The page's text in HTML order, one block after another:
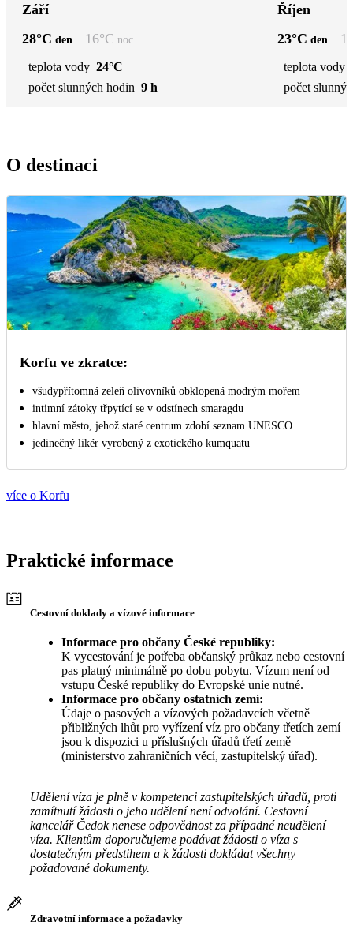
Září
28°C den 16°C noc
teplota vody 24°C
počet slunných hodin 9 h
Říjen
23°C den
teplota vody
počet
O destinaci
Korfu ve zkratce:
všudypřítomná zeleň olivovníků obklopená modrým mořem
intimní zátoky třpytící se v odstínech smaragdu
hlavní město, jehož staré centrum zdobí seznam UNESCO
jedinečný likér vyrobený z exotického kumquatu
více o Korfu
Praktické informace
Cestovní doklady a vízové informace
Informace pro občany České republiky:
K vycestování je potřeba občanský průkaz nebo cestovní
pas platný minimálně po dobu pobytu. Vízum není od
vstupu České republiky do Evropské unie nutné.
Informace pro občany ostatních zemí:
Údaje o pasových a vízových požadavcích včetně
přibližných lhůt pro vyřízení víz pro občany třetích zemí
jsou k dispozici u příslušných úřadů třetí země
(ministerstvo zahraničních věcí, zastupitelský úřad).
Udělení víza je plně v kompetenci zastupitelských úřadů, proti
zamítnutí žádosti o jeho udělení není odvolání. Cestovní
kancelář Čedok nenese odpovědnost za případné neudělení
víza. Klientům doporučujeme podávat žádosti o víza s
dostatečným předstihem a k žádosti dokládat všechny
požadované dokumenty.
Zdravotní informace a požadavky